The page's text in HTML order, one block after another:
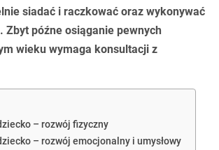
siadać i raczkować oraz wykonywać
Zbyt późne osiąganie pewnych
wieku wymaga konsultacji z
– rozwój fizyczny
– rozwój emocjonalny i umysłowy